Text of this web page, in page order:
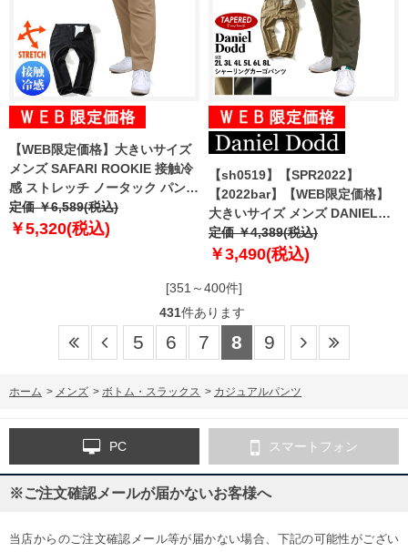
【WEB限定価格】大きいサイズ
メンズ SAFARI ROOKIE 接触冷
感 ストレッチ ノータック パンツ
17342
定価 ￥6,589(税込)
￥5,320(税込)
【sh0519】【SPR2022】
【2022bar】【WEB限定価格】
大きいサイズ メンズ DANIEL
DODD シャーリング カーゴ パン
ツ テーパード azp-210103
定価 ￥4,389(税込)
￥3,490(税込)
[351～400件]
431件あります
5 6 7 8 9
ホーム > メンズ > ボトム・スラックス > カジュアルパンツ
PC スマートフォン
※ご注文確認メールが届かないお客様へ
当店からのご注文確認メール等が届かない場合、下記の可能性がござい